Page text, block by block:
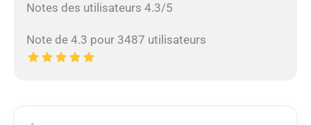
Notes des utilisateurs 4.3/5
Note de 4.3 pour 3487 utilisateurs